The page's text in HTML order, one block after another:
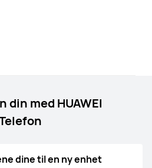
din med HUAWEI
dine til en ny enhet